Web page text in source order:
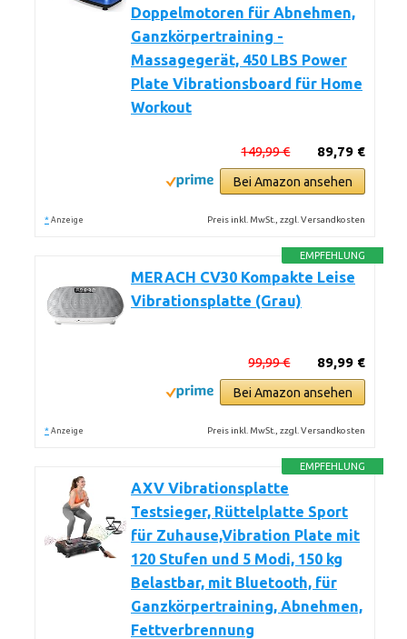
Doppelmotoren für Abnehmen,
Ganzkörpertraining -
Massagegerät, 450 LBS Power
Plate Vibrationsboard für Home
Workout
89,79 €
149,99 €
Bei Amazon ansehen
* Anzeige Preis inkl. MwSt., zzgl. Versandkosten
EMPFEHLUNG
MERACH CV30 Kompakte Leise
Vibrationsplatte (Grau)
89,99 €
99,99 €
Bei Amazon ansehen
* Anzeige Preis inkl. MwSt., zzgl. Versandkosten
EMPFEHLUNG
AXV Vibrationsplatte
Testsieger, Rüttelplatte Sport
für Zuhause,Vibration Plate mit
120 Stufen und 5 Modi, 150 kg
Belastbar, mit Bluetooth, für
Ganzkörpertraining, Abnehmen,
Fettverbrennung